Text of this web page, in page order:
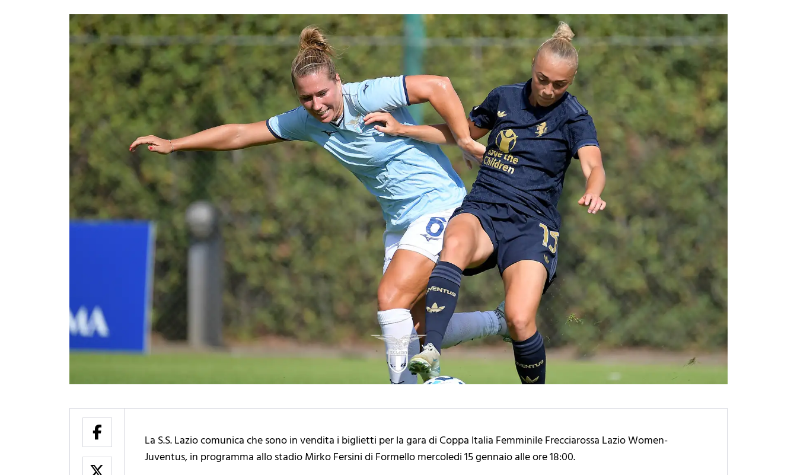
La S.S. Lazio comunica che sono in vendita i biglietti per la gara di Coppa Italia Femminile Frecciarossa Lazio Women-
Juventus, in programma allo stadio Mirko Fersini di Formello mercoledi 15 gennaio alle ore 18:00.